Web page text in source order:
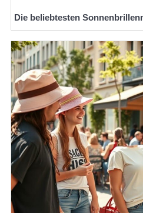
Die beliebtesten